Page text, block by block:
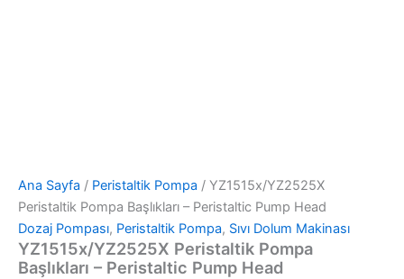
Ana Sayfa / Peristaltik Pompa / YZ1515x/YZ2525X
Peristaltik Pompa Başlıkları – Peristaltic Pump Head
Dozaj Pompası, Peristaltik Pompa, Sıvı Dolum Makinası
YZ1515x/YZ2525X Peristaltik Pompa
Başlıkları – Peristaltic Pump Head